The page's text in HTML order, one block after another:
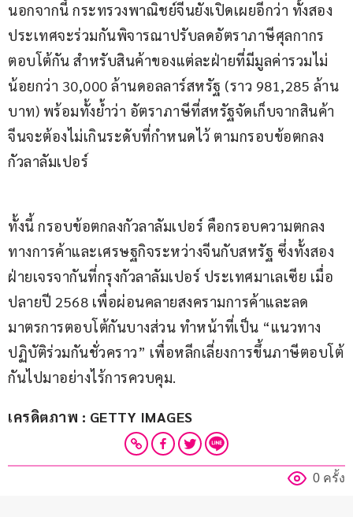
นอกจากนี้ กระทรวงพาณิชย์จีนยังเปิดเผยอีกว่า ทั้งสอง
ประเทศจะร่วมกันพิจารณาปรับลดอัตราภาษีศุลกากร
ตอบโต้กัน สำหรับสินค้าของแต่ละฝ่ายที่มีมูลค่ารวมไม่
น้อยกว่า 30,000 ล้านดอลลาร์สหรัฐ (ราว 981,285 ล้าน
บาท) พร้อมทั้งย้ำว่า อัตราภาษีที่สหรัฐจัดเก็บจากสินค้า
จีนจะต้องไม่เกินระดับที่กำหนดไว้ ตามกรอบข้อตกลง
กัวลาลัมเปอร์
ทั้งนี้ กรอบข้อตกลงกัวลาลัมเปอร์ คือกรอบความตกลง
ทางการค้าและเศรษฐกิจระหว่างจีนกับสหรัฐ ซึ่งทั้งสอง
ฝ่ายเจรจากันที่กรุงกัวลาลัมเปอร์ ประเทศมาเลเซีย เมื่อ
ปลายปี 2568 เพื่อผ่อนคลายสงครามการค้าและลด
มาตรการตอบโต้กันบางส่วน ทำหน้าที่เป็น “แนวทาง
ปฏิบัติร่วมกันชั่วคราว” เพื่อหลีกเลี่ยงการขึ้นภาษีตอบโต้
กันไปมาอย่างไร้การควบคุม.
เครดิตภาพ : GETTY IMAGES
0 ครั้ง